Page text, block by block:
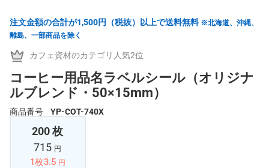
注文金額の合計が1,500円（税抜）以上で送料無料 ※北海道、沖縄、
離島、一部商品を除く
カフェ資材のカテゴリ人気2位
コーヒー用品名ラベルシール（オリジナ
ルブレンド・50×15mm）
商品番号 YP-COT-740X
200 枚
715 円
1枚3.5 円